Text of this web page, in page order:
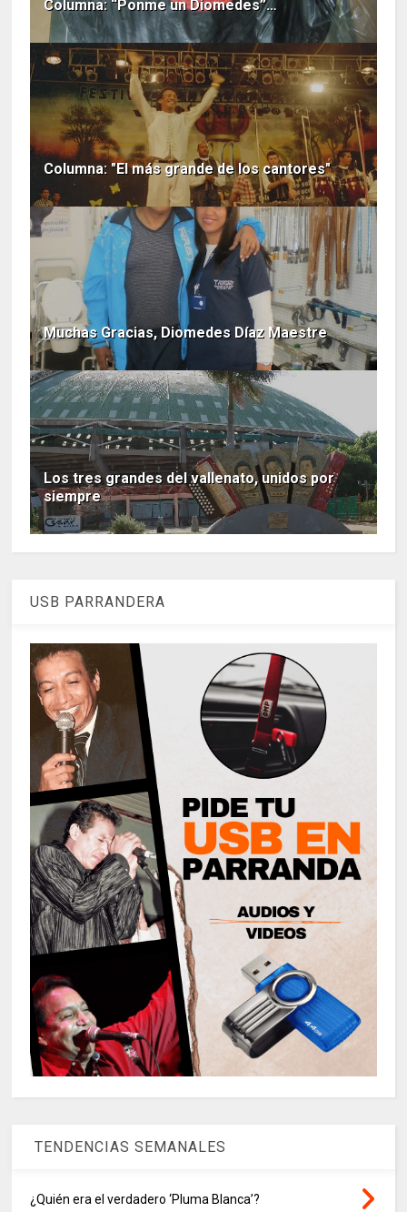
Columna: “Ponme un Diomedes”…
Columna: "El más grande de los cantores"
Muchas Gracias, Diomedes Díaz Maestre
Los tres grandes del vallenato, unidos por
siempre
USB PARRANDERA
TENDENCIAS SEMANALES
¿Quién era el verdadero ‘Pluma Blanca’?